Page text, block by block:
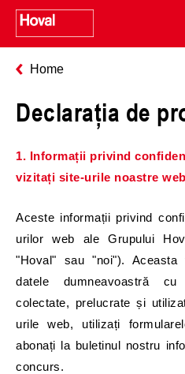
Home
Declarația de
1. Informații privind
vizitați site-urile noastre web
Aceste informații privind
urilor web ale Grupului
"Hoval" sau "noi").
datele dumneavoastră
colectate, prelucrate și
urile web, utilizați
abonați la buletinul nostru
concurs.